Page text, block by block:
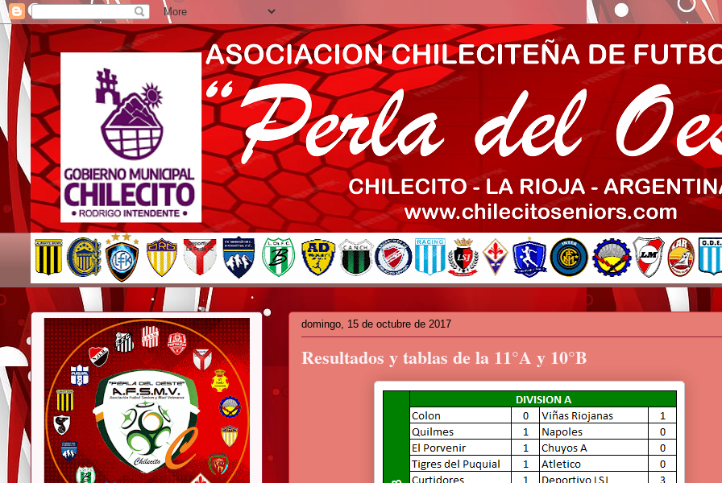
domingo, 15 de octubre de 2017
Resultados y tablas de la 11°A y 10°B